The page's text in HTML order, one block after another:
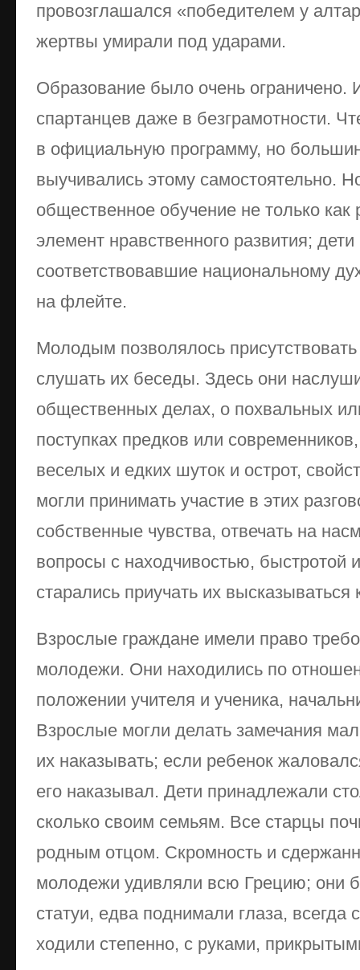
провозглашался «победителем у
жертвы умирали под ударами.
Образование было очень ограничено.
спартанцев даже в безграмотности.
в официальную программу, но
выучивались этому самостоятельно.
общественное обучение не только как
элемент нравственного развития;
соответствовавшие национальному
на флейте.
Молодым позволялось
слушать их беседы. Здесь они
общественных делах, о похвальных
поступках предков или
веселых и едких шуток и острот,
могли принимать участие в этих
собственные чувства, отвечать на
вопросы с находчивостью, быстротой
старались приучать их высказываться
Взрослые граждане имели право
молодежи. Они находились по
положении учителя и ученика,
Взрослые могли делать замечания
их наказывать; если ребенок
его наказывал. Дети принадлежали
сколько своим семьям. Все старцы
родным отцом. Скромность и
молодежи удивляли всю Грецию; они
статуи, едва поднимали глаза, всегда
ходили степенно, с руками,